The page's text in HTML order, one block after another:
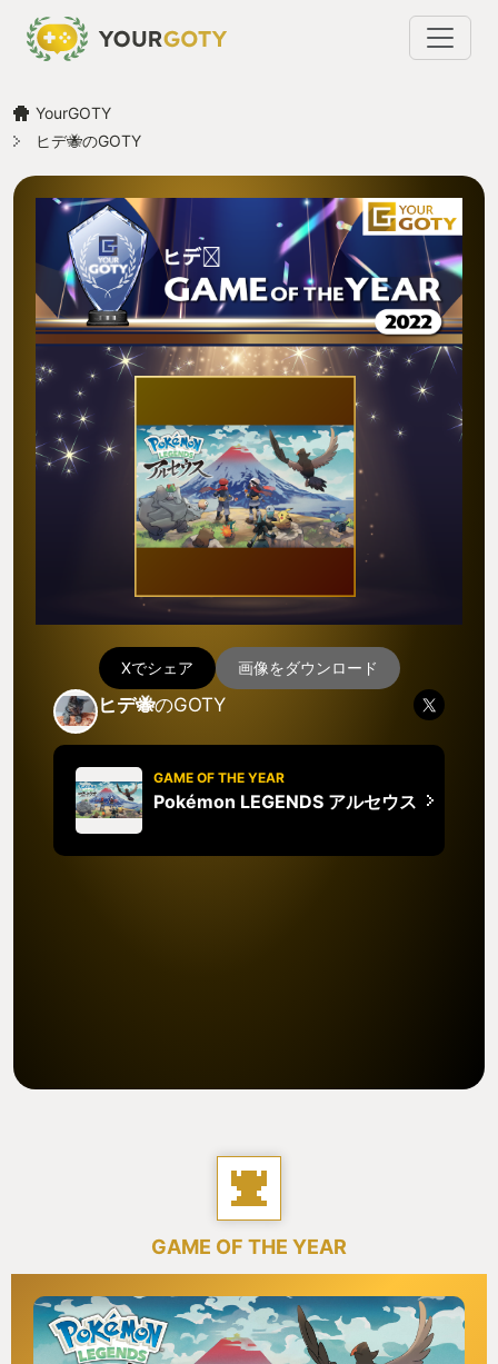
YourGOTY
ヒデ🐝のGOTY
Xでシェア 画像をダウンロード
ヒデ🐝のGOTY
GAME OF THE YEAR
Pokémon LEGENDS アルセウス
GAME OF THE YEAR